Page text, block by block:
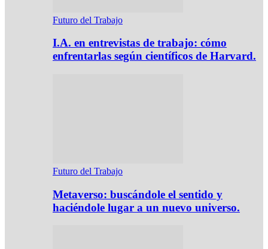
Futuro del Trabajo
I.A. en entrevistas de trabajo: cómo
enfrentarlas según científicos de Harvard.
Futuro del Trabajo
Metaverso: buscándole el sentido y
haciéndole lugar a un nuevo universo.